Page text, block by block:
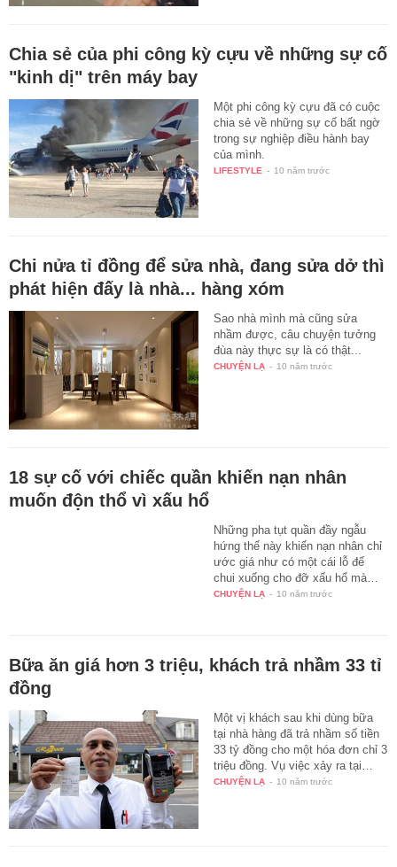
Chia sẻ của phi công kỳ cựu về những sự cố
"kinh dị" trên máy bay
Một phi công kỳ cựu đã có cuộc
chia sẻ về những sự cố bất ngờ
trong sự nghiệp điều hành bay
của mình.
LIFESTYLE - 10 năm trước
Chi nửa tỉ đồng để sửa nhà, đang sửa dở thì
phát hiện đấy là nhà... hàng xóm
Sao nhà mình mà cũng sửa
nhầm được, câu chuyện tưởng
đùa này thực sự là có thật...
CHUYỆN LẠ - 10 năm trước
18 sự cố với chiếc quần khiến nạn nhân
muốn độn thổ vì xấu hổ
Những pha tụt quần đầy ngẫu
hứng thế này khiến nạn nhân chỉ
ước giá như có một cái lỗ để
chui xuống cho đỡ xấu hổ mà…
CHUYỆN LẠ - 10 năm trước
Bữa ăn giá hơn 3 triệu, khách trả nhầm 33 tỉ
đồng
Một vị khách sau khi dùng bữa
tại nhà hàng đã trả nhầm số tiền
33 tỷ đồng cho một hóa đơn chỉ 3
triệu đồng. Vụ việc xảy ra tại…
CHUYỆN LẠ - 10 năm trước